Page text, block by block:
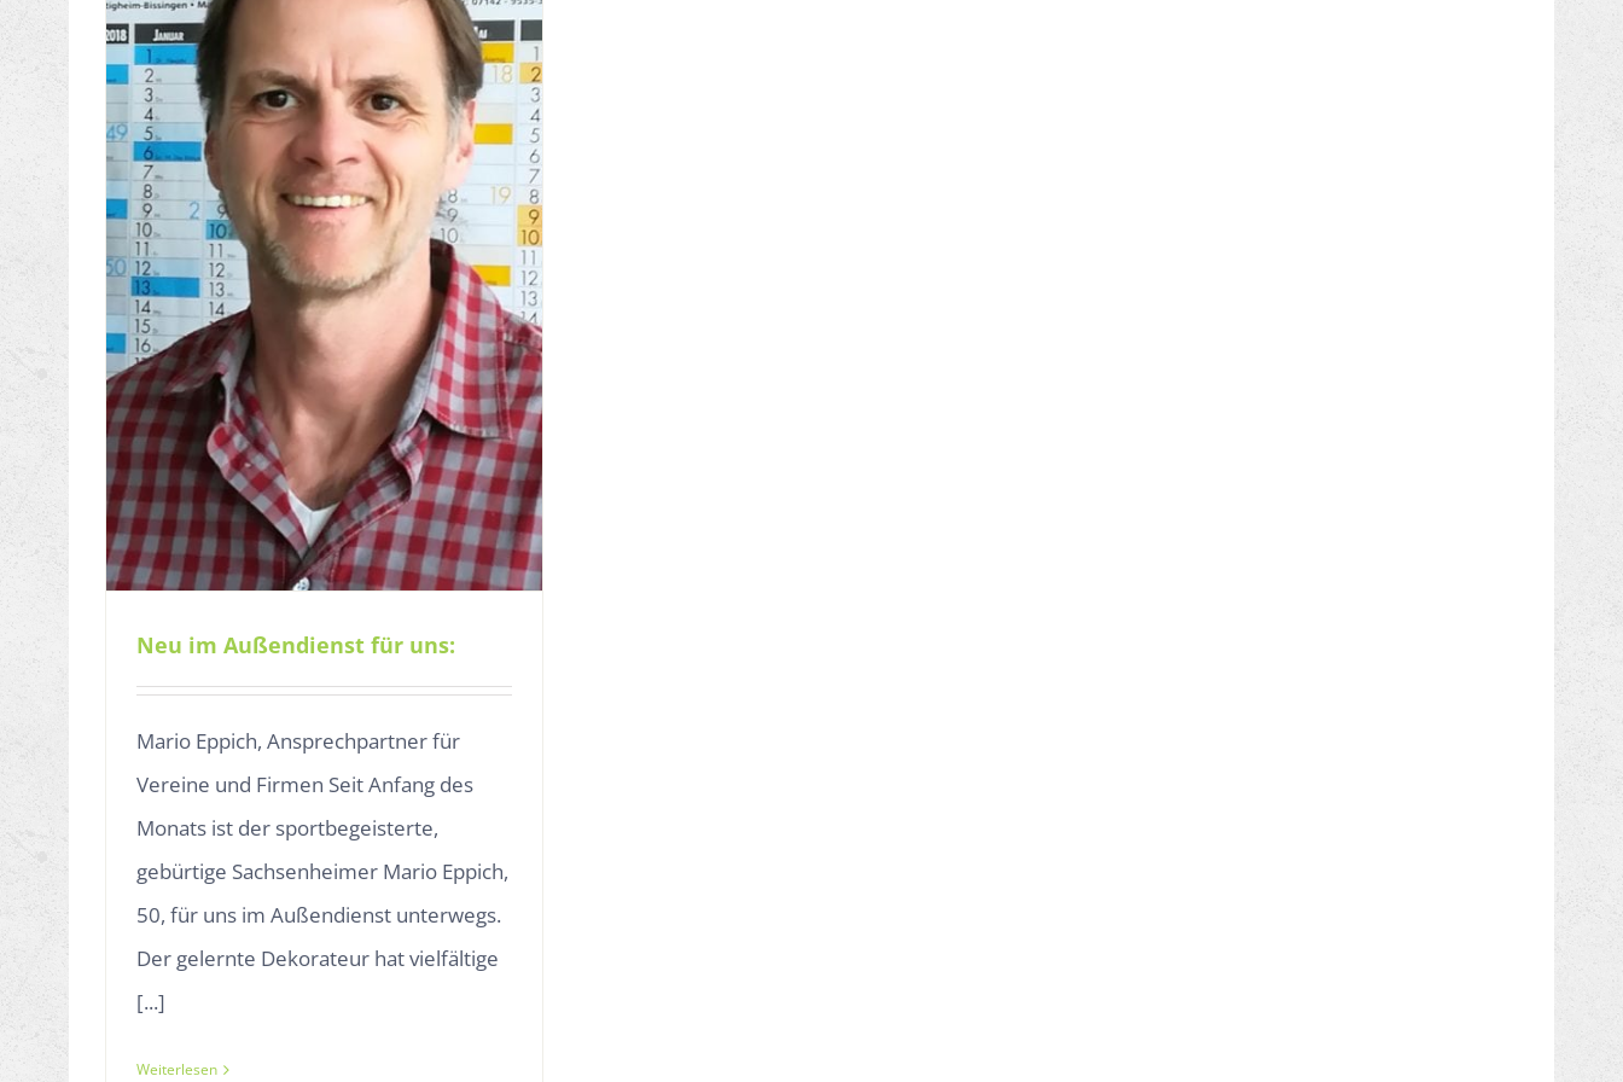
Neu im Außendienst für uns:
Mario Eppich, Ansprechpartner für
Vereine und Firmen Seit Anfang des
Monats ist der sportbegeisterte,
gebürtige Sachsenheimer Mario Eppich,
50, für uns im Außendienst unterwegs.
Der gelernte Dekorateur hat vielfältige
[...]
Weiterlesen